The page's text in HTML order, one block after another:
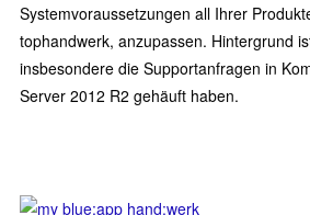
Systemvoraussetzungen all Ihrer
tophandwerk, anzupassen. Hintergrund
insbesondere die Supportanfragen in
Server 2012 R2 gehäuft haben.